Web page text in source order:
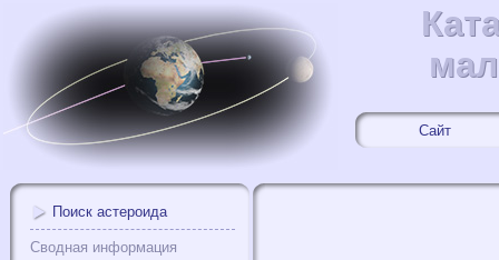
Сайт
Поиск астероида
Сводная информация